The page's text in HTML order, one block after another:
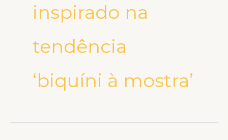
inspirado na
tendência
‘biquíni à mostra’